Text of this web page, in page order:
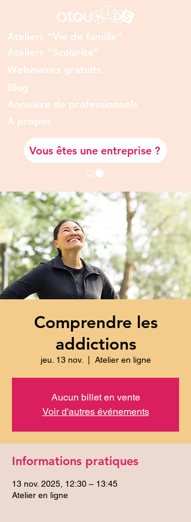
Ateliers "Vie de famille"
Ateliers "Scolarité"
Webinaires gratuits
Blog
Annuaire de professionnels
A propos
Vous êtes une entreprise ?
Comprendre les
addictions
jeu. 13 nov. Atelier en ligne
Aucun billet en vente
Voir d'autres événements
Informations pratiques
13 nov. 2025, 12:30 – 13:45
Atelier en ligne